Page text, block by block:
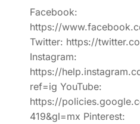
Facebook:
https://
Twitter: https://
Instagram:
https://
ref=ig YouTube:
https://
419&gl=mx Pinterest: